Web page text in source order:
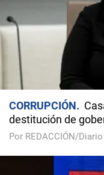
CORRUPCIÓN
destitución de
Por REDACCIÓN/